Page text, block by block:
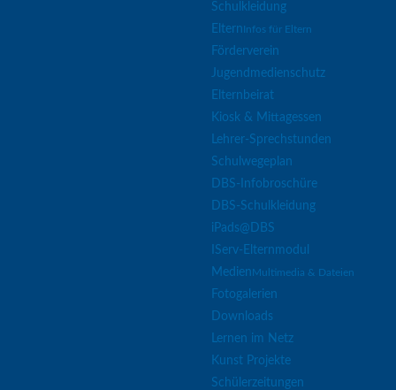
Schulkleidung
ElternInfos für Eltern
Förderverein
Jugendmedienschutz
Elternbeirat
Kiosk & Mittagessen
Lehrer-Sprechstunden
Schulwegeplan
DBS-Infobroschüre
DBS-Schulkleidung
iPads@DBS
IServ-Elternmodul
MedienMultimedia & Dateien
Fotogalerien
Downloads
Lernen im Netz
Kunst Projekte
Schülerzeitungen